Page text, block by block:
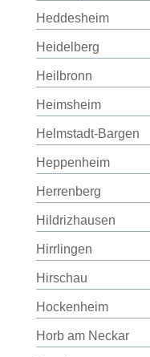
Heddesheim
Heidelberg
Heilbronn
Heimsheim
Helmstadt-Bargen
Heppenheim
Herrenberg
Hildrizhausen
Hirrlingen
Hirschau
Hockenheim
Horb am Neckar